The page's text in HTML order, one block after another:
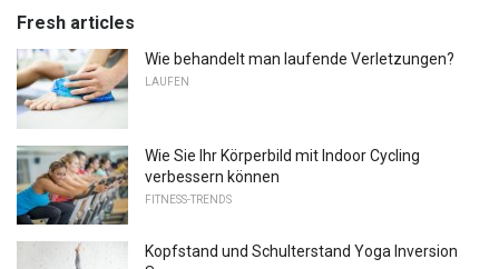
Fresh articles
Wie behandelt man laufende Verletzungen?
LAUFEN
Wie Sie Ihr Körperbild mit Indoor Cycling
verbessern können
FITNESS-TRENDS
Kopfstand und Schulterstand Yoga Inversion